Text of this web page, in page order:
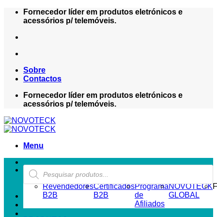
Skip
Fornecedor líder em produtos eletrónicos e
acessórios p/ telemóveis.
Sobre
Contactos
Fornecedor líder em produtos eletrónicos e
acessórios p/ telemóveis.
Menu
Products
search
ZONA REVENDEDOR-B2B
Revendedores
B2B
Certificados
B2B
Programa
de
Afiliados
NOVOTECK
GLOBAL